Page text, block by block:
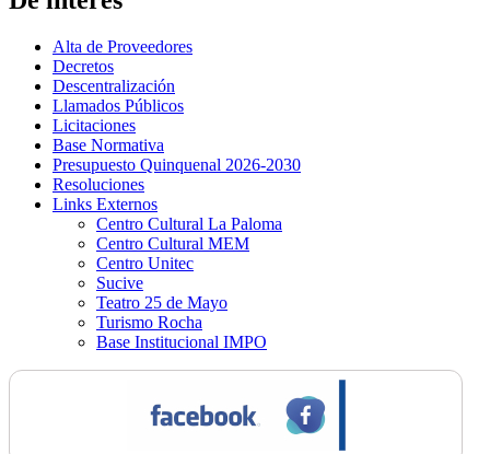
Alta de Proveedores
Decretos
Descentralización
Llamados Públicos
Licitaciones
Base Normativa
Presupuesto Quinquenal 2026-2030
Resoluciones
Links Externos
Centro Cultural La Paloma
Centro Cultural MEM
Centro Unitec
Sucive
Teatro 25 de Mayo
Turismo Rocha
Base Institucional IMPO